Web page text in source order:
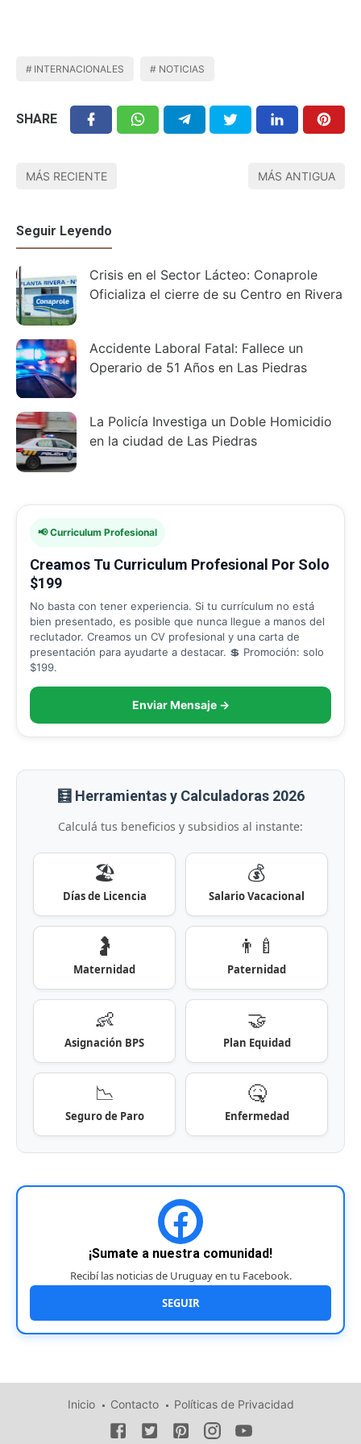
INTERNACIONALES NOTICIAS
SHARE
MÁS RECIENTE MÁS ANTIGUA
Seguir Leyendo
Crisis en el Sector Lácteo: Conaprole
Oficializa el cierre de su Centro en Rivera
Accidente Laboral Fatal: Fallece un
Operario de 51 Años en Las Piedras
La Policía Investiga un Doble Homicidio
en la ciudad de Las Piedras
📢 Curriculum Profesional
Creamos Tu Curriculum Profesional Por Solo
$199
No basta con tener experiencia. Si tu currículum no está
bien presentado, es posible que nunca llegue a manos del
reclutador. Creamos un CV profesional y una carta de
presentación para ayudarte a destacar. 💲 Promoción: solo
$199.
Enviar Mensaje →
🧮 Herramientas y Calculadoras 2026
Calculá tus beneficios y subsidios al instante:
🏖️
Días de Licencia
💰
Salario Vacacional
🤰
Maternidad
👨‍🍼
Paternidad
👶
Asignación BPS
🤝
Plan Equidad
📉
Seguro de Paro
🤒
Enfermedad
¡Sumate a nuestra comunidad!
Recibí las noticias de Uruguay en tu Facebook.
SEGUIR
Inicio Contacto Políticas de Privacidad